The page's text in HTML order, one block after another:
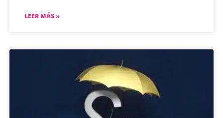
LEER MÁS »